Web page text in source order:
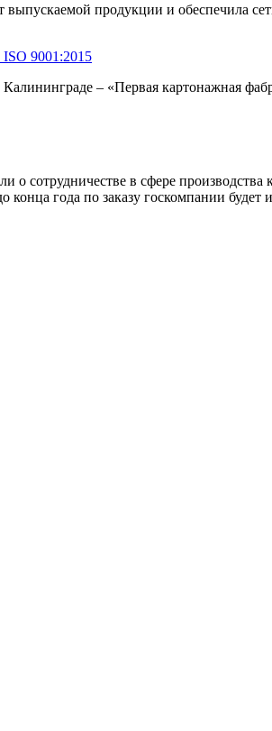
продукции и обеспечила
9001:2015
– «Первая картонажная
о сотрудничестве в сфере
года по заказу госкомпании